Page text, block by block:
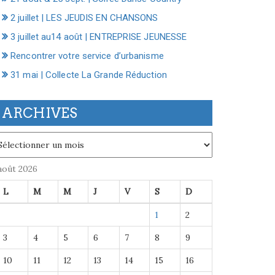
2 juillet | LES JEUDIS EN CHANSONS
3 juillet au14 août | ENTREPRISE JEUNESSE
Rencontrer votre service d’urbanisme
31 mai | Collecte La Grande Réduction
ARCHIVES
2026
L M M J V S D
1 2
3 4 5 6 7 8 9
10 11 12 13 14 15 16